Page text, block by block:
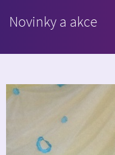
Novinky a akce